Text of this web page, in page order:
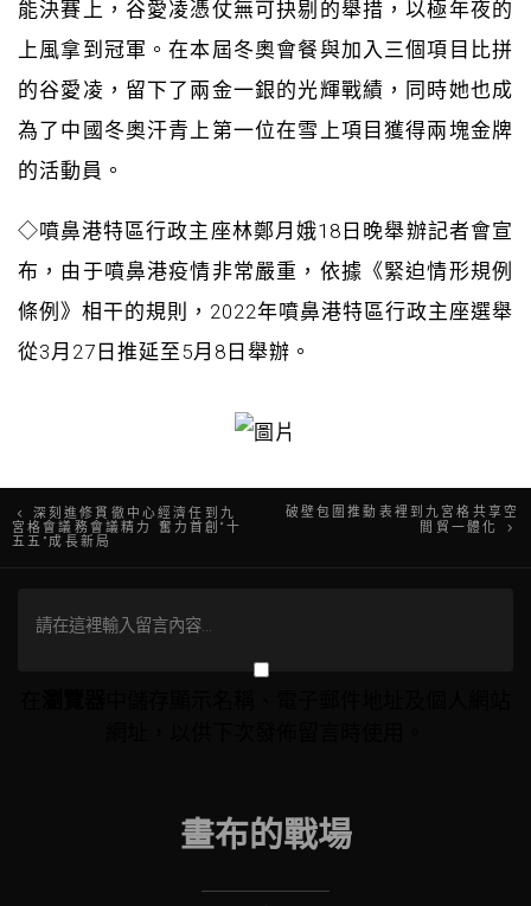
能決賽上，谷愛凌憑仗無可抉剔的舉措，以極年夜的
上風拿到冠軍。在本屆冬奧會餐與加入三個項目比拼
的谷愛凌，留下了兩金一銀的光輝戰績，同時她也成
為了中國冬奧汗青上第一位在雪上項目獲得兩塊金牌
的活動員。
◇噴鼻港特區行政主座林鄭月娥18日晚舉辦記者會宣
布，由于噴鼻港疫情非常嚴重，依據《緊迫情形規例
條例》相干的規則，2022年噴鼻港特區行政主座選舉
從3月27日推延至5月8日舉辦。
文
章
導
深刻進修貫徹中心經濟任到九
宮格會議務會議精力 奮力首創“十
五五”成長新局
破壁包圍推動表裡到九宮格共享空
間貿一體化
畫布的戰場